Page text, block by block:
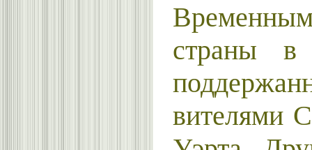
страны
вителями